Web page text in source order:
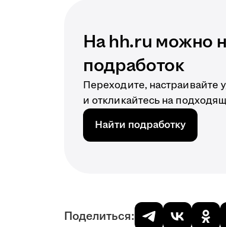
На hh.ru можно
подработок
Переходите, настраивайте
и откликайтесь на
Найти подработку
Поделиться: